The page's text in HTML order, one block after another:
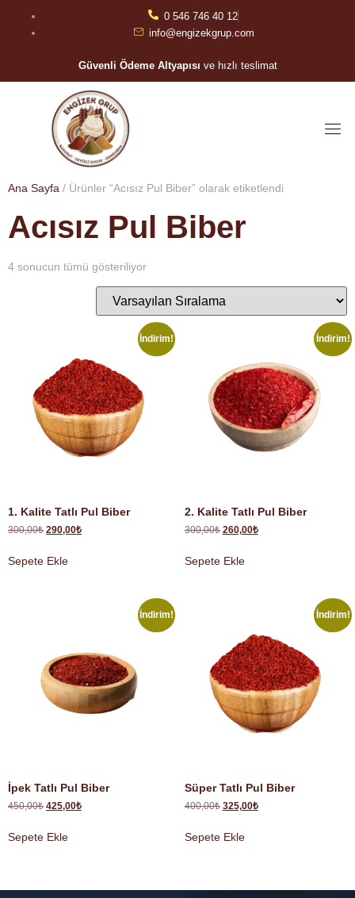
0 546 746 40 12
info@engizekgrup.com
Güvenli Ödeme Altyapısı ve hızlı teslimat
Ana Sayfa / Ürünler “Acısız Pul Biber” olarak etiketlendi
Acısız Pul Biber
4 sonucun tümü gösteriliyor
İndirim!
1. Kalite Tatlı Pul Biber
300,00₺ 290,00₺
Sepete Ekle
İndirim!
2. Kalite Tatlı Pul Biber
300,00₺ 260,00₺
Sepete Ekle
İndirim!
İpek Tatlı Pul Biber
450,00₺ 425,00₺
Sepete Ekle
İndirim!
Süper Tatlı Pul Biber
400,00₺ 325,00₺
Sepete Ekle